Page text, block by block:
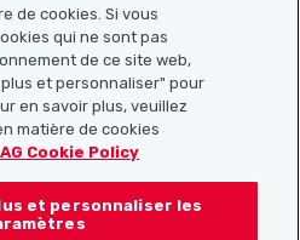
Localcities
sociaux :
de cookies. Si vous
qui ne sont pas
de ce site web,
et personnaliser" pour
en savoir plus, veuillez
matière de cookies
Cookie Policy
et personnaliser les